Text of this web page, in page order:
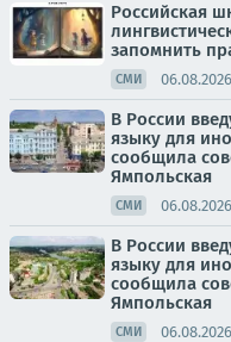
Российская
запомнить
СМИ
В России
языку для
сообщила
Ямпольская
СМИ
В России
языку для
сообщила
Ямпольская
СМИ